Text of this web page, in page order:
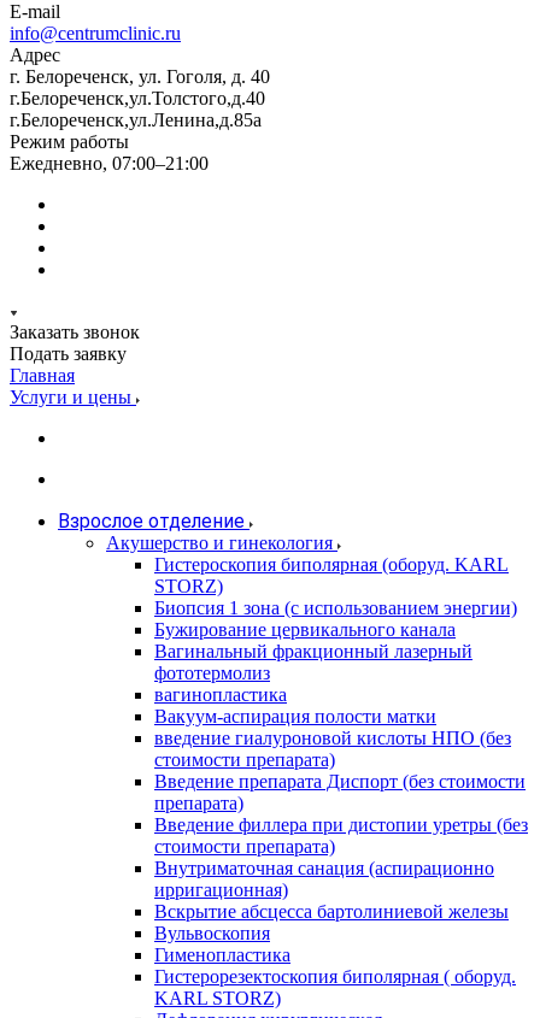
E-mail
info@centrumclinic.ru
Адрес
г. Белореченск, ул. Гоголя, д. 40
г.Белореченск,ул.Толстого,д.40
г.Белореченск,ул.Ленина,д.85а
Режим работы
Ежедневно, 07:00–21:00
Заказать звонок
Подать заявку
Главная
Услуги и цены
Взрослое отделение
Акушерство и гинекология
Гистероскопия биполярная (оборуд. KARL
STORZ)
Биопсия 1 зона (с использованием энергии)
Бужирование цервикального канала
Вагинальный фракционный лазерный
фототермолиз
вагинопластика
Вакуум-аспирация полости матки
введение гиалуроновой кислоты НПО (без
стоимости препарата)
Введение препарата Диспорт (без стоимости
препарата)
Введение филлера при дистопии уретры (без
стоимости препарата)
Внутриматочная санация (аспирационно
ирригационная)
Вскрытие абсцесса бартолиниевой железы
Вульвоскопия
Гименопластика
Гистерорезектоскопия биполярная ( оборуд.
KARL STORZ)